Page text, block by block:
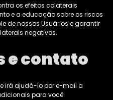
os efeitos colaterais
e a educação sobre os riscos
de nossos Usuários e garantir
negativos.
e contato
irá ajudá-lo por e-mail a
para você: